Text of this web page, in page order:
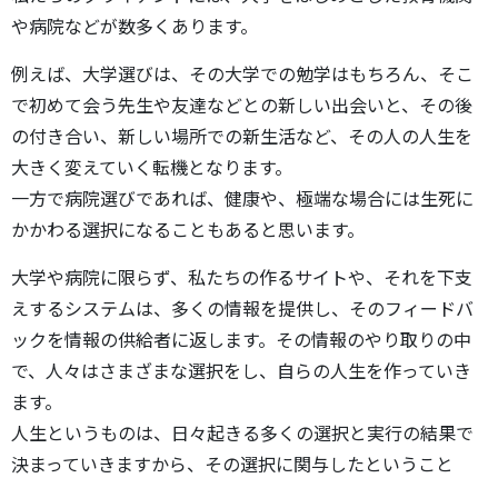
や病院などが数多くあります。
例えば、大学選びは、その大学での勉学はもちろん、そこ
で初めて会う先生や友達などとの新しい出会いと、その後
の付き合い、新しい場所での新生活など、その人の人生を
大きく変えていく転機となります。
一方で病院選びであれば、健康や、極端な場合には生死に
かかわる選択になることもあると思います。
大学や病院に限らず、私たちの作るサイトや、それを下支
えするシステムは、多くの情報を提供し、そのフィードバ
ックを情報の供給者に返します。その情報のやり取りの中
で、人々はさまざまな選択をし、自らの人生を作っていき
ます。
人生というものは、日々起きる多くの選択と実行の結果で
決まっていきますから、その選択に関与したということ